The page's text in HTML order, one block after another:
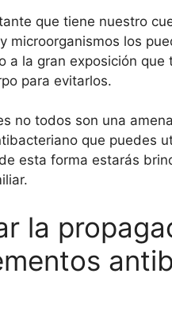
que tiene nuestro
microorganismos los
a la gran exposición
para evitarlos.
no todos son una
que puedes
esta forma estarás
la